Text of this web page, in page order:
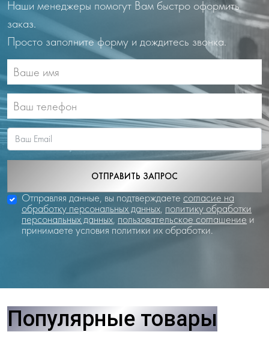
Наши менеджеры помогут Вам быстро оформить
заказ.
Просто заполните форму и дождитесь звонка.
ОТПРАВИТЬ ЗАПРОС
Отправляя данные, вы подтверждаете согласие на
обработку персональных данных, политику обработки
персональных данных, пользовательское соглашение и
принимаете условия политики их обработки.
Популярные товары